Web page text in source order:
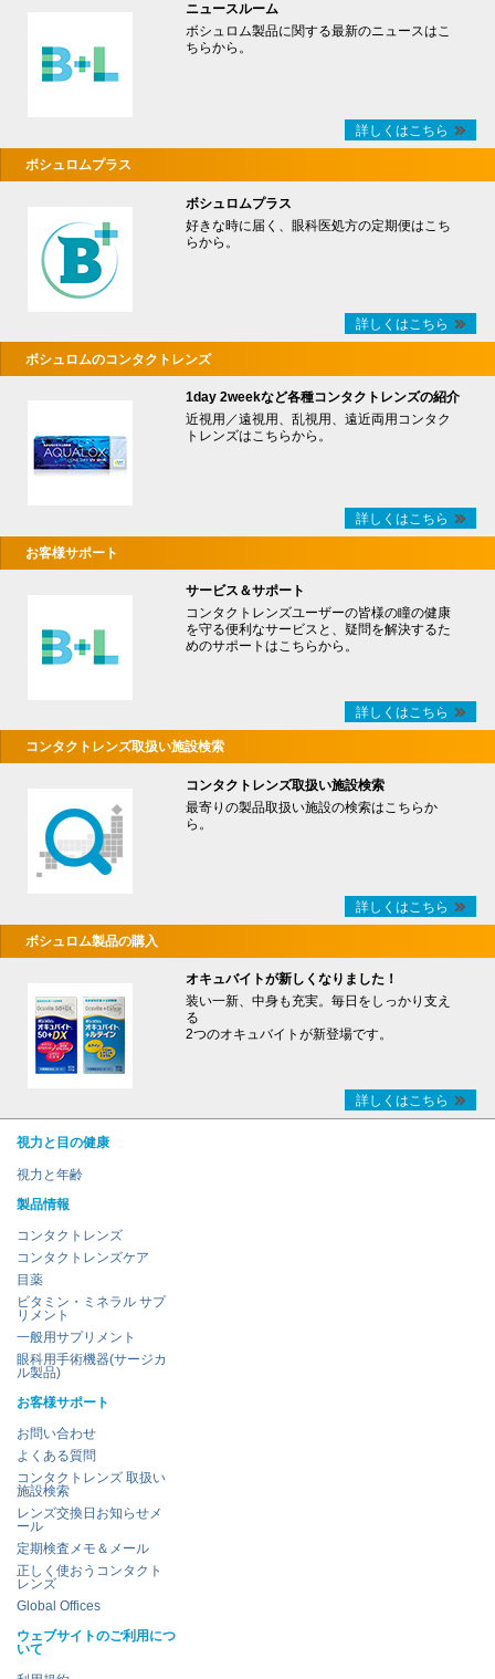
ニュースルーム
ボシュロム製品に関する最新のニュースはこ
ちらから。
詳しくはこちら
ボシュロムプラス
ボシュロムプラス
好きな時に届く、眼科医処方の定期便はこち
らから。
詳しくはこちら
ボシュロムのコンタクトレンズ
1day 2weekなど各種コンタクトレンズの紹介
近視用／遠視用、乱視用、遠近両用コンタク
トレンズはこちらから。
詳しくはこちら
お客様サポート
サービス＆サポート
コンタクトレンズユーザーの皆様の瞳の健康
を守る便利なサービスと、疑問を解決するた
めのサポートはこちらから。
詳しくはこちら
コンタクトレンズ取扱い施設検索
コンタクトレンズ取扱い施設検索
最寄りの製品取扱い施設の検索はこちらか
ら。
詳しくはこちら
ボシュロム製品の購入
オキュバイトが新しくなりました！
装い一新、中身も充実。毎日をしっかり支え
る
2つのオキュバイトが新登場です。
詳しくはこちら
視力と目の健康
視力と年齢
製品情報
コンタクトレンズ
コンタクトレンズケア
目薬
ビタミン・ミネラル サプ
リメント
一般用サプリメント
眼科用手術機器(サージカ
ル製品)
お客様サポート
お問い合わせ
よくある質問
コンタクトレンズ 取扱い
施設検索
レンズ交換日お知らせメ
ール
定期検査メモ＆メール
正しく使おうコンタクト
レンズ
Global Offices
ウェブサイトのご利用につ
いて